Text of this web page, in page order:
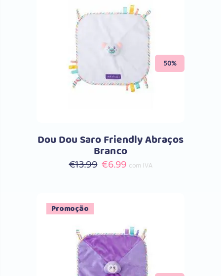
50%
Comprar
Dou Dou Saro Friendly Abraços
Branco
€13.99 O
€6.99O
com IVA
Promoção
Comprar